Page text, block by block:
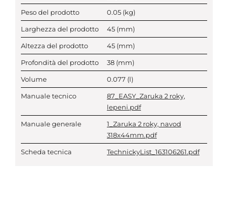
Peso del prodotto 0.05 (kg)
Larghezza del prodotto 45 (mm)
Altezza del prodotto 45 (mm)
Profondità del prodotto 38 (mm)
Volume 0.077 (l)
Manuale tecnico
87_EASY_Zaruka 2 roky,
lepeni.pdf
Manuale generale
1_Zaruka 2 roky, navod
318x44mm.pdf
Scheda tecnica TechnickyList_163106261.pdf